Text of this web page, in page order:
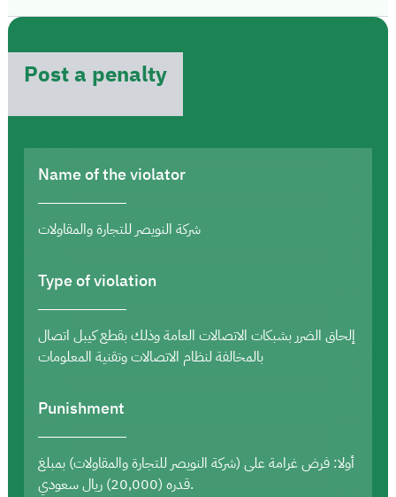
Post a penalty
Name of the violator
شركة النويصر للتجارة والمقاولات
Type of violation
إلحاق الضرر بشبكات الاتصالات العامة وذلك بقطع كيبل اتصال
بالمخالفة لنظام الاتصالات وتقنية المعلومات
Punishment
أولا: فرض غرامة على (شركة النويصر للتجارة والمقاولات) بمبلغ
قدره (20,000) ريال سعودي.